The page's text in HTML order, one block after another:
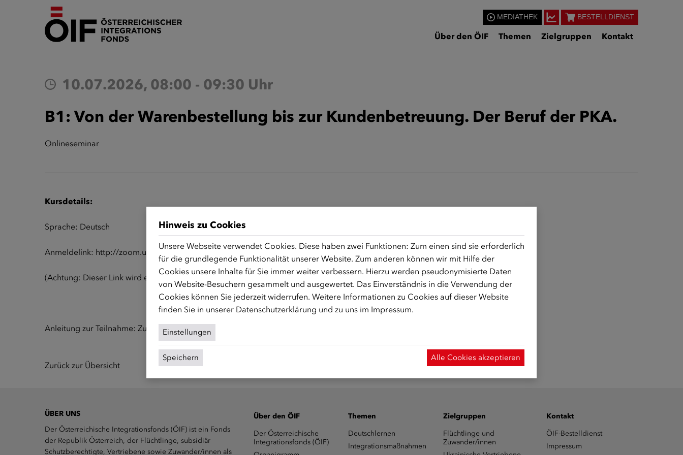
MEDIATHEK BESTELLDIENST
Über den ÖIF Themen Zielgruppen Kontakt
10.07.2026, 08:00 - 09:30 Uhr
B1: Von der Warenbestellung bis zur Kundenbetreuung. Der Beruf der PKA.
Onlineseminar
Kursdetails:
Sprache: Deutsch
Anmeldelink: http://zoom.us/j/82531558136
(Achtung: Dieser Link wird erst 15 Minuten vor dem Start des Onlinekurses aktiviert.)
Anleitung zur Teilnahme: Zum Anleitungsvideo
Zurück zur Übersicht
ÜBER UNS
Der Österreichische Integrationsfonds (ÖIF) ist ein Fonds
der Republik Österreich, der Flüchtlinge, subsidiär
Schutzberechtigte, Vertriebene sowie Zuwander/innen als
Über den ÖIF
Der Österreichische
Integrationsfonds (ÖIF)
Themen
Deutschlernen
Integrationsmaßnahmen
Zielgruppen
Flüchtlinge und
Zuwander/innen
Kontakt
ÖIF-Bestelldienst
Impressum
Hinweis zu Cookies
Unsere Webseite verwendet Cookies. Diese haben zwei Funktionen: Zum einen sind sie erforderlich
für die grundlegende Funktionalität unserer Website. Zum anderen können wir mit Hilfe der
Cookies unsere Inhalte für Sie immer weiter verbessern. Hierzu werden pseudonymisierte Daten
von Website-Besuchern gesammelt und ausgewertet. Das Einverständnis in die Verwendung der
Cookies können Sie jederzeit widerrufen. Weitere Informationen zu Cookies auf dieser Website
finden Sie in unserer Datenschutzerklärung und zu uns im Impressum.
Einstellungen
Speichern Alle Cookies akzeptieren